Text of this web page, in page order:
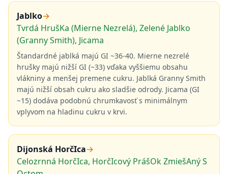
Jablko→
Tvrdá HrušKa (Mierne Nezrelá), Zelené Jablko
(Granny Smith), Jicama
Štandardné jablká majú GI ~36-40. Mierne nezrelé
hrušky majú nižší GI (~33) vďaka vyššiemu obsahu
vlákniny a menšej premene cukru. Jablká Granny Smith
majú nižší obsah cukru ako sladšie odrody. Jicama (GI
~15) dodáva podobnú chrumkavosť s minimálnym
vplyvom na hladinu cukru v krvi.
Dijonská HorčIca→
Celozrnná HorčIca, HorčIcový PrášOk ZmiešAný S